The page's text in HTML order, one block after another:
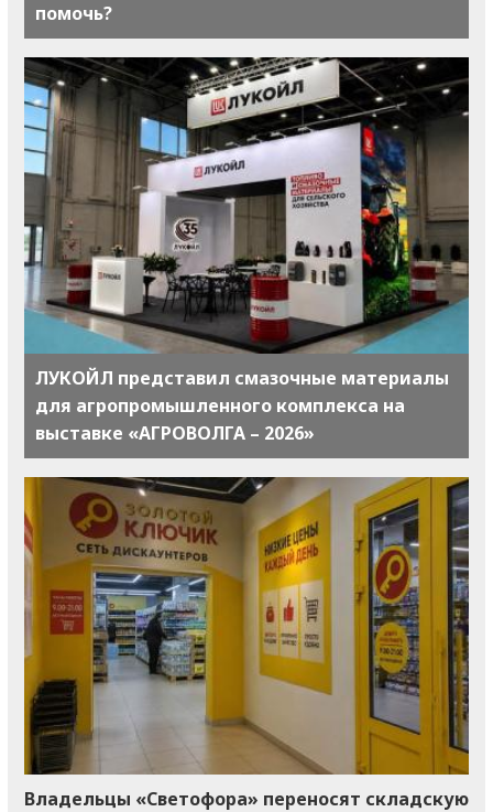
помочь?
ЛУКОЙЛ представил смазочные материалы
для агропромышленного комплекса на
выставке «АГРОВОЛГА – 2026»
Владельцы «Светофора» переносят складскую